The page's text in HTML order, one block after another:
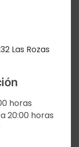
Las Rozas
horas
20:00 horas